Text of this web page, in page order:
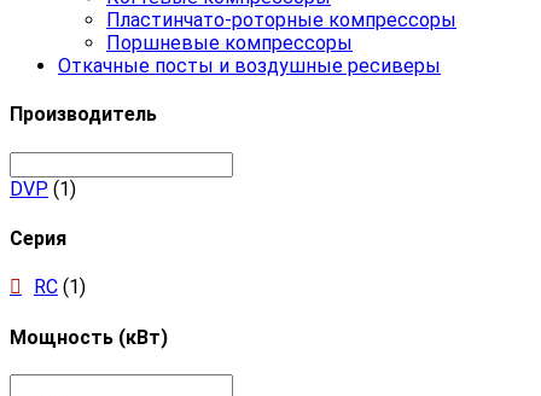
Пластинчато-роторные компрессоры
Поршневые компрессоры
Откачные посты и воздушные ресиверы
Производитель
DVP (1)
Серия
RC (1)
Мощность (кВт)